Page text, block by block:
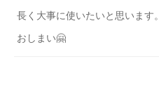
長く大事に使いたいと思います。
おしまい🤗